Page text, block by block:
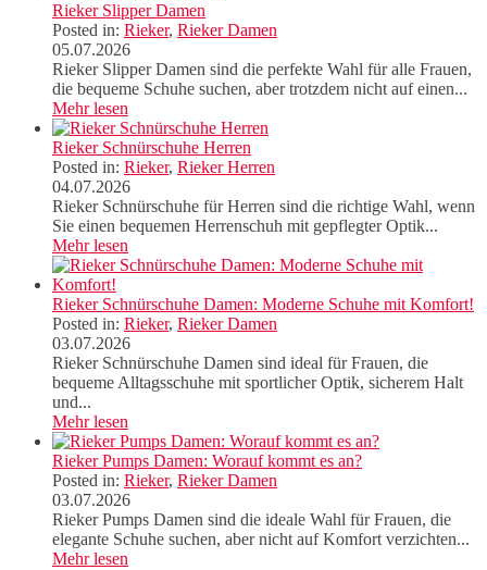
Rieker Slipper Damen
Posted in: Rieker, Rieker Damen
05.07.2026
Rieker Slipper Damen sind die perfekte Wahl für alle Frauen,
die bequeme Schuhe suchen, aber trotzdem nicht auf einen...
Mehr lesen
Rieker Schnürschuhe Herren
Posted in: Rieker, Rieker Herren
04.07.2026
Rieker Schnürschuhe für Herren sind die richtige Wahl, wenn
Sie einen bequemen Herrenschuh mit gepflegter Optik...
Mehr lesen
Rieker Schnürschuhe Damen: Moderne Schuhe mit Komfort!
Posted in: Rieker, Rieker Damen
03.07.2026
Rieker Schnürschuhe Damen sind ideal für Frauen, die
bequeme Alltagsschuhe mit sportlicher Optik, sicherem Halt
und...
Mehr lesen
Rieker Pumps Damen: Worauf kommt es an?
Posted in: Rieker, Rieker Damen
03.07.2026
Rieker Pumps Damen sind die ideale Wahl für Frauen, die
elegante Schuhe suchen, aber nicht auf Komfort verzichten...
Mehr lesen